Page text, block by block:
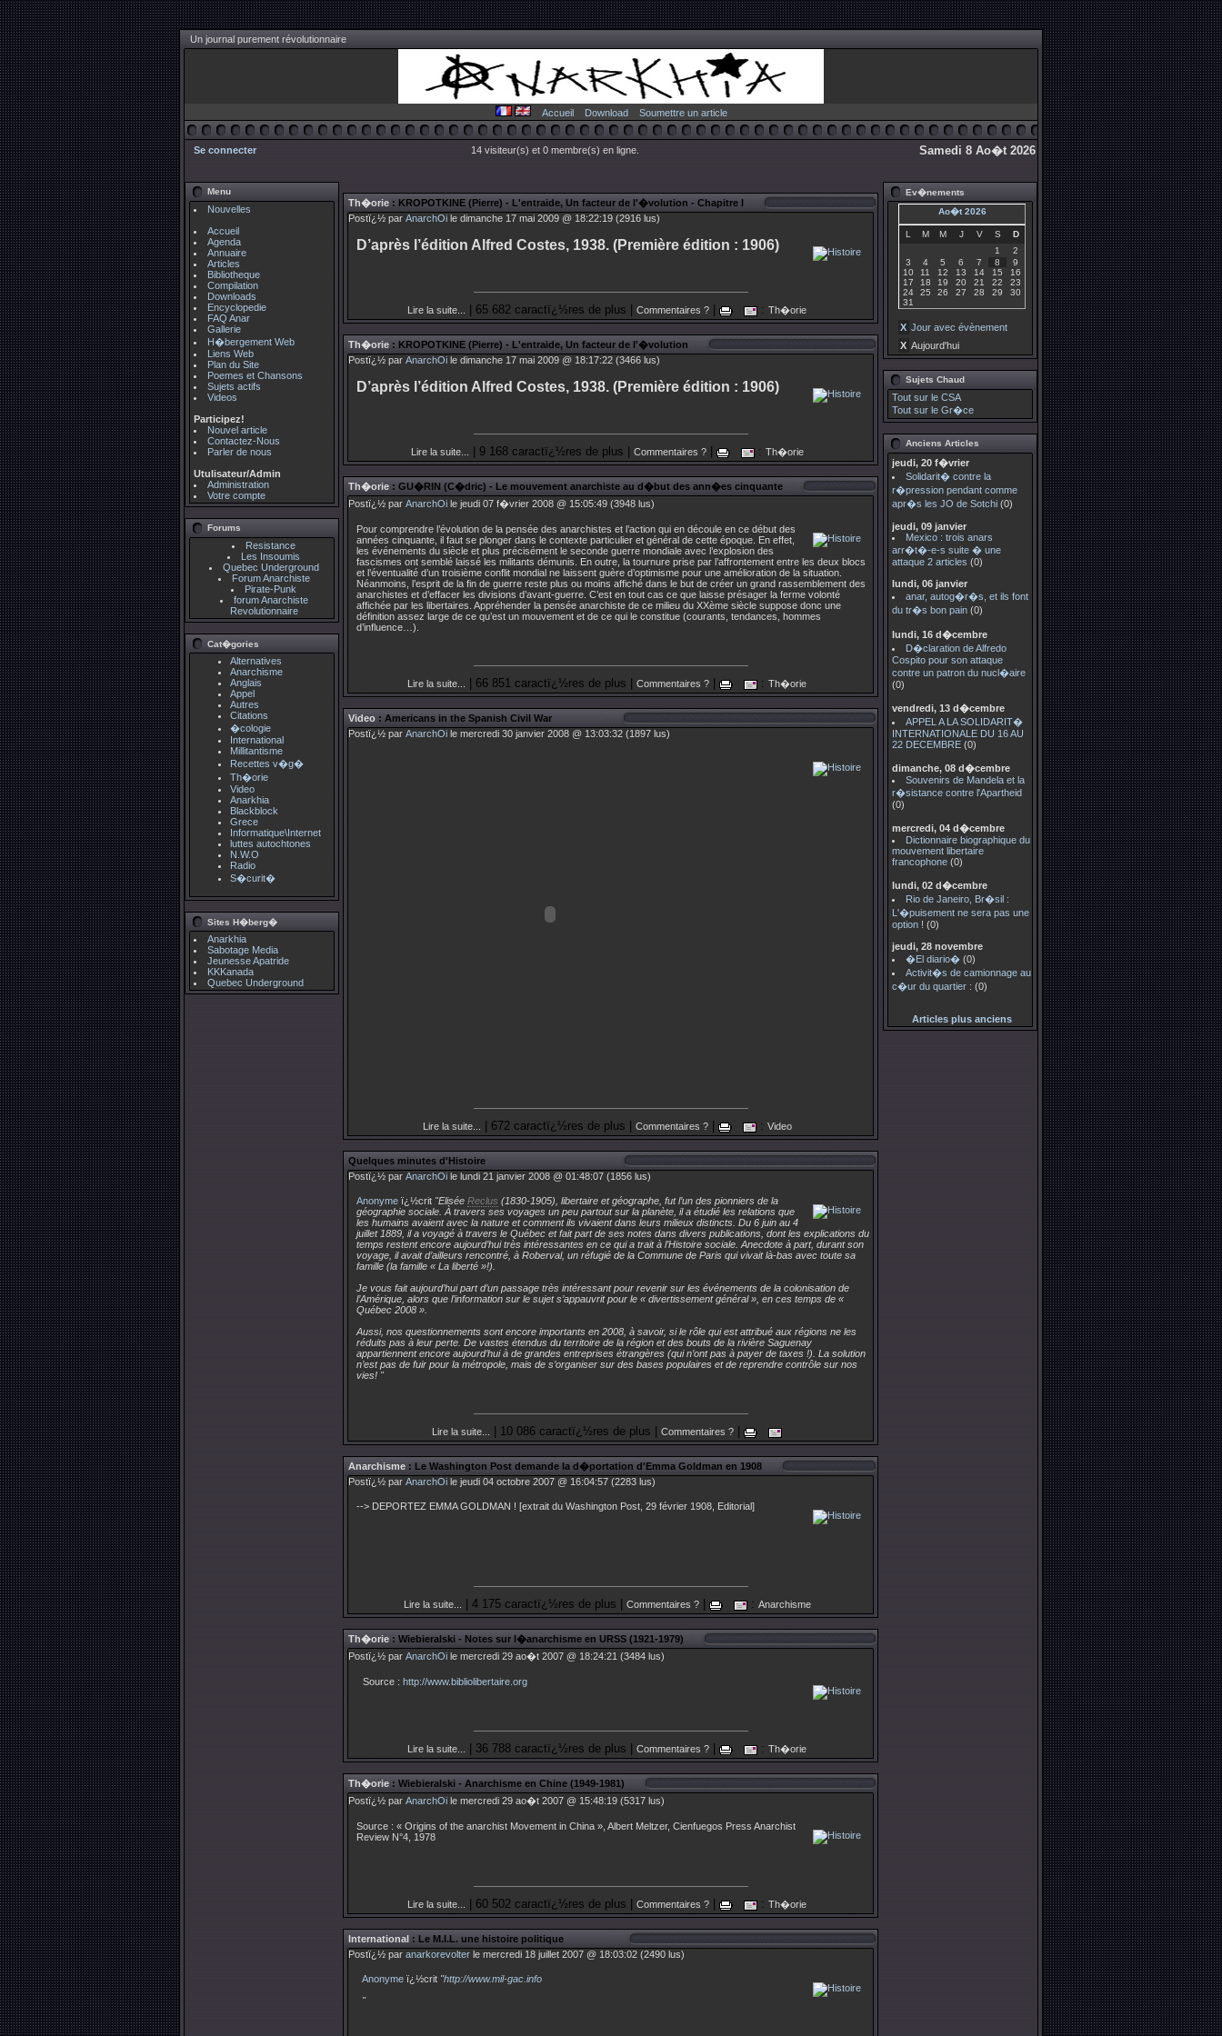
Un journal purement révolutionnaire
Accueil Download Soumettre un article
Se connecter 14 visiteur(s) et 0 membre(s) en ligne. Samedi 8 Ao�t 2026
Menu
Nouvelles
Accueil
Agenda
Annuaire
Articles
Bibliotheque
Compilation
Downloads
Encyclopedie
FAQ Anar
Gallerie
H�bergement Web
Liens Web
Plan du Site
Poemes et Chansons
Sujets actifs
Videos
Participez!
Nouvel article
Contactez-Nous
Parler de nous
Utulisateur/Admin
Administration
Votre compte
Forums
Resistance
Les Insoumis
Quebec Underground
Forum Anarchiste
Pirate-Punk
forum Anarchiste
Revolutionnaire
Cat�gories
Alternatives
Anarchisme
Anglais
Appel
Autres
Citations
�cologie
International
Millitantisme
Recettes v�g�
Th�orie
Video
Anarkhia
Blackblock
Grece
Informatique\Internet
luttes autochtones
N.W.O
Radio
S�curit�
Sites H�berg�
Anarkhia
Sabotage Media
Jeunesse Apatride
KKKanada
Quebec Underground
Th�orie : KROPOTKINE (Pierre) - L'entraide, Un facteur de l'�volution - Chapitre I
Postï¿½ par AnarchOi le dimanche 17 mai 2009 @ 18:22:19 (2916 lus)
D’après l’édition Alfred Costes, 1938. (Première édition : 1906)
Lire la suite... | 65 682 caractï¿½res de plus | Commentaires ? : Th�orie
Th�orie : KROPOTKINE (Pierre) - L'entraide, Un facteur de l'�volution
Postï¿½ par AnarchOi le dimanche 17 mai 2009 @ 18:17:22 (3466 lus)
D’après l’édition Alfred Costes, 1938. (Première édition : 1906)
Lire la suite... | 9 168 caractï¿½res de plus | Commentaires ?| : Th�orie
Th�orie : GU�RIN (C�dric) - Le mouvement anarchiste au d�but des ann�es cinquante
Postï¿½ par AnarchOi le jeudi 07 f�vrier 2008 @ 15:05:49 (3948 lus)
Pour comprendre l’évolution de la pensée des anarchistes et l’action qui en découle en ce début des
années cinquante, il faut se plonger dans le contexte particulier et général de cette époque. En effet,
les événements du siècle et plus précisément le seconde guerre mondiale avec l’explosion des
fascismes ont semblé laissé les militants démunis. En outre, la tournure prise par l’affrontement entre les deux blocs
et l’éventualité d’un troisième conflit mondial ne laissent guère d’optimisme pour une amélioration de la situation.
Néanmoins, l’esprit de la fin de guerre reste plus ou moins affiché dans le but de créer un grand rassemblement des
anarchistes et d’effacer les divisions d’avant-guerre. C’est en tout cas ce que laisse présager la ferme volonté
affichée par les libertaires. Appréhender la pensée anarchiste de ce milieu du XXème siècle suppose donc une
définition assez large de ce qu’est un mouvement et de ce qui le constitue (courants, tendances, hommes
d’influence…).
Lire la suite... | 66 851 caractï¿½res de plus | Commentaires ? : Th�orie
Video : Americans in the Spanish Civil War
Postï¿½ par AnarchOi le mercredi 30 janvier 2008 @ 13:03:32 (1897 lus)
Lire la suite... | 672 caractï¿½res de plus | Commentaires ?| : Video
Quelques minutes d'Histoire
Postï¿½ par AnarchOi le lundi 21 janvier 2008 @ 01:48:07 (1856 lus)
Anonyme ï¿½crit "Elisée Reclus (1830-1905), libertaire et géographe, fut l’un des pionniers de la
géographie sociale. À travers ses voyages un peu partout sur la planète, il a étudié les relations que
les humains avaient avec la nature et comment ils vivaient dans leurs milieux distincts. Du 6 juin au 4
juillet 1889, il a voyagé à travers le Québec et fait part de ses notes dans divers publications, dont les explications du
temps restent encore aujourd’hui très intéressantes en ce qui a trait à l’Histoire sociale. Anecdote à part, durant son
voyage, il avait d’ailleurs rencontré, à Roberval, un réfugié de la Commune de Paris qui vivait là-bas avec toute sa
famille (la famille « La liberté »!).
Je vous fait aujourd’hui part d’un passage très intéressant pour revenir sur les événements de la colonisation de
l’Amérique, alors que l’information sur le sujet s’appauvrit pour le « divertissement général », en ces temps de «
Québec 2008 ».
Aussi, nos questionnements sont encore importants en 2008, à savoir, si le rôle qui est attribué aux régions ne les
réduits pas à leur perte. De vastes étendus du territoire de la région et des bouts de la rivière Saguenay
appartiennent encore aujourd’hui à de grandes entreprises étrangères (qui n’ont pas à payer de taxes !). La solution
n’est pas de fuir pour la métropole, mais de s’organiser sur des bases populaires et de reprendre contrôle sur nos
vies! "
Lire la suite... | 10 086 caractï¿½res de plus | Commentaires ?
Anarchisme : Le Washington Post demande la d�portation d'Emma Goldman en 1908
Postï¿½ par AnarchOi le jeudi 04 octobre 2007 @ 16:04:57 (2283 lus)
--> DEPORTEZ EMMA GOLDMAN ! [extrait du Washington Post, 29 février 1908, Editorial]
Lire la suite... | 4 175 caractï¿½res de plus | Commentaires ?| : Anarchisme
Th�orie : Wiebieralski - Notes sur l�anarchisme en URSS (1921-1979)
Postï¿½ par AnarchOi le mercredi 29 ao�t 2007 @ 18:24:21 (3484 lus)
Source : http://www.bibliolibertaire.org
Lire la suite... | 36 788 caractï¿½res de plus | Commentaires ? : Th�orie
Th�orie : Wiebieralski - Anarchisme en Chine (1949-1981)
Postï¿½ par AnarchOi le mercredi 29 ao�t 2007 @ 15:48:19 (5317 lus)
Source : « Origins of the anarchist Movement in China », Albert Meltzer, Cienfuegos Press Anarchist
Review N°4, 1978
Lire la suite... | 60 502 caractï¿½res de plus | Commentaires ? : Th�orie
International : Le M.I.L. une histoire politique
Postï¿½ par anarkorevolter le mercredi 18 juillet 2007 @ 18:03:02 (2490 lus)
Anonyme ï¿½crit "http://www.mil-gac.info
"
Ev�nements
Ao�t 2026
L M M J V S
D
1
2
3
4 5 6 7 8
9
10
11 12 13 14 15
16
17
18 19 20 21 22
23
24
25 26 27 28 29
30
31
X Jour avec évènement
X Aujourd'hui
Sujets Chaud
Tout sur le CSA
Tout sur le Gr�ce
Anciens Articles
jeudi, 20 f�vrier
Solidarit� contre la
r�pression pendant comme
apr�s les JO de Sotchi (0)
jeudi, 09 janvier
Mexico : trois anars
arr�t�-e-s suite � une
attaque 2 articles (0)
lundi, 06 janvier
anar, autog�r�s, et ils font
du tr�s bon pain (0)
lundi, 16 d�cembre
D�claration de Alfredo
Cospito pour son attaque
contre un patron du nucl�aire
(0)
vendredi, 13 d�cembre
APPEL A LA SOLIDARIT�
INTERNATIONALE DU 16 AU
22 DECEMBRE (0)
dimanche, 08 d�cembre
Souvenirs de Mandela et la
r�sistance contre l'Apartheid
(0)
mercredi, 04 d�cembre
Dictionnaire biographique du
mouvement libertaire
francophone (0)
lundi, 02 d�cembre
Rio de Janeiro, Br�sil :
L'�puisement ne sera pas une
option ! (0)
jeudi, 28 novembre
�El diario� (0)
Activit�s de camionnage au
c�ur du quartier : (0)
Articles plus anciens